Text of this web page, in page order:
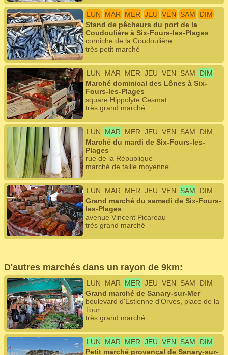
LUN MAR MER JEU VEN SAM
DIM
Stand de pêcheurs du port de la
Coudoulière à Six-Fours-les-Plages
corniche de la Coudoulière
très petit marché
LUN MAR MER JEU VEN SAM
DIM
Marché dominical des Lônes à Six-
Fours-les-Plages
square Hippolyte Cesmat
très grand marché
LUN MAR MER JEU VEN SAM
DIM
Marché du mardi de Six-Fours-les-
Plages
rue de la République
marché de taille moyenne
LUN MAR MER JEU VEN SAM
DIM
Grand marché du samedi de Six-Fours-
les-Plages
avenue Vincent Picareau
très grand marché
D'autres marchés dans un rayon de 9km:
LUN MAR MER JEU VEN SAM
DIM
Grand marché de Sanary-sur-Mer
boulevard d'Estienne d'Orves, place de la
Tour
très grand marché
LUN MAR MER JEU VEN SAM
DIM
Petit marché provençal de Sanary-sur-